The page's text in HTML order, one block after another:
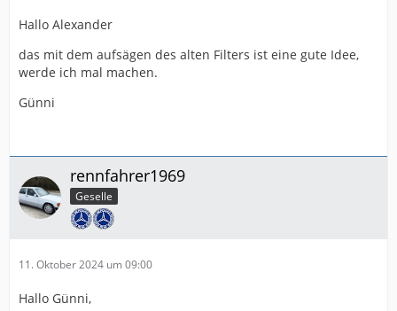
Hallo Alexander
das mit dem aufsägen des alten Filters ist eine gute Idee,
werde ich mal machen.
Günni
rennfahrer1969
Geselle
11. Oktober 2024 um 09:00
Hallo Günni,